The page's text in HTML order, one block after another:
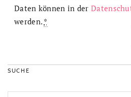
Daten können in der
werden. *
SUCHE